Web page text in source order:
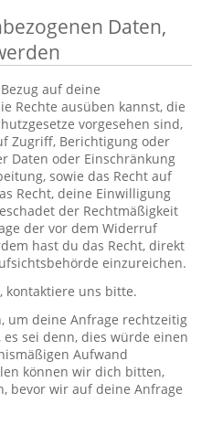
Daten,
auf deine
Rechte ausüben kannst, die
vorgesehen sind,
Zugriff, Berichtigung oder
Daten oder Einschränkung
sowie das Recht auf
Recht, deine Einwilligung
der Rechtmäßigkeit
der vor dem Widerruf
hast du das Recht, direkt
einzureichen.
kontaktiere uns bitte.
um deine Anfrage rechtzeitig
sei denn, dies würde einen
Aufwand
können wir dich bitten,
bevor wir auf deine Anfrage